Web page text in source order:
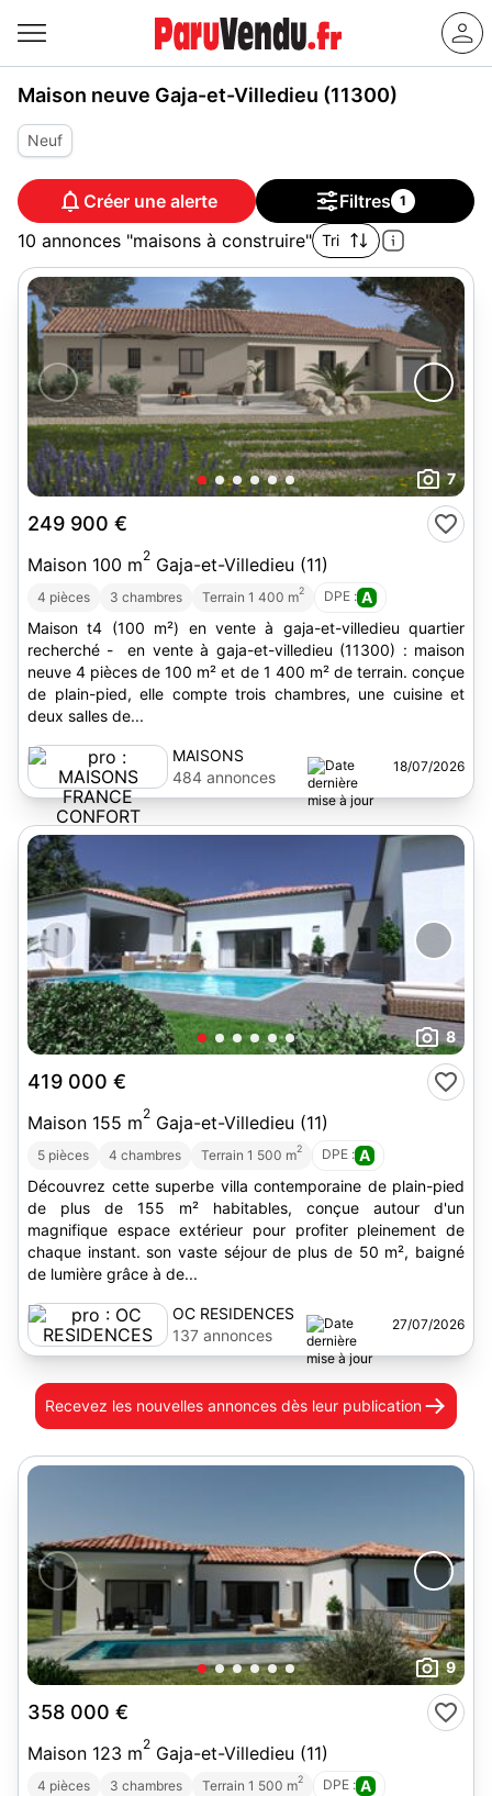
Maison neuve Gaja-et-Villedieu (11300)
Neuf
Créer une alerte Filtres 1
10 annonces "maisons à construire" Tri
7
249 900 €
Maison 100 m2 Gaja-et-Villedieu (11)
4 pièces 3 chambres Terrain 1 400 m2 DPE : A
Maison t4 (100 m²) en vente à gaja-et-villedieu quartier
recherché - en vente à gaja-et-villedieu (11300) : maison
neuve 4 pièces de 100 m² et de 1 400 m² de terrain. conçue
de plain-pied, elle compte trois chambres, une cuisine et
deux salles de...
MAISONS
FRANCE
CONFORT
484 annonces
18/07/2026
8
419 000 €
Maison 155 m2 Gaja-et-Villedieu (11)
5 pièces 4 chambres Terrain 1 500 m2 DPE : A
Découvrez cette superbe villa contemporaine de plain-pied
de plus de 155 m² habitables, conçue autour d'un
magnifique espace extérieur pour profiter pleinement de
chaque instant. son vaste séjour de plus de 50 m², baigné
de lumière grâce à de...
OC RESIDENCES
137 annonces
27/07/2026
Recevez les nouvelles annonces dès leur publication
9
358 000 €
Maison 123 m2 Gaja-et-Villedieu (11)
4 pièces 3 chambres Terrain 1 500 m2 DPE : A